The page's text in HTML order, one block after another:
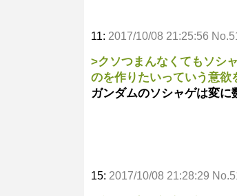
11: 2017/10/08 21:25:56
>クソつまんなくてもソシ
のを作りたいっていう意欲
ガンダムのソシャゲは変
15: 2017/10/08 21:28:29